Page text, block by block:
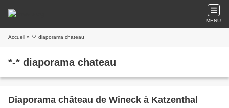
MENU
Accueil » *-* diaporama chateau
*-* diaporama chateau
Diaporama château de Wineck à Katzenthal